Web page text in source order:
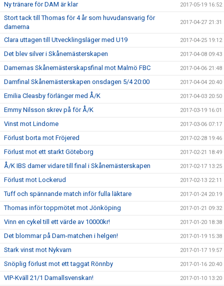
Ny tränare för DAM är klar 2017-05-19 16:52
Stort tack till Thomas för 4 år som huvudansvarig för
damerna
2017-04-27 21:31
Clara uttagen till Utvecklingsläger med U19 2017-04-25 19:12
Det blev silver i Skånemästerskapen 2017-04-08 09:43
Damernas Skånemästerskapsfinal mot Malmö FBC 2017-04-06 21:48
Damfinal Skånemästerskapen onsdagen 5/4 20:00 2017-04-04 20:40
Emilia Cleasby förlänger med Å/K 2017-04-03 20:50
Emmy Nilsson skrev på för Å/K 2017-03-19 16:01
Vinst mot Lindome 2017-03-06 07:17
Förlust borta mot Fröjered 2017-02-28 19:46
Förlust mot ett starkt Göteborg 2017-02-21 18:49
Å/K IBS damer vidare till final i Skånemästerskapen 2017-02-17 13:25
Förlust mot Lockerud 2017-02-13 22:11
Tuff och spännande match inför fulla läktare 2017-01-24 20:19
Thomas inför toppmötet mot Jönköping 2017-01-21 09:32
Vinn en cykel till ett värde av 10000kr! 2017-01-20 18:38
Det blommar på Dam-matchen i helgen! 2017-01-19 15:38
Stark vinst mot Nykvarn 2017-01-17 19:57
Snöplig förlust mot ett taggat Rönnby 2017-01-16 20:40
VIP-Kväll 21/1 Damallsvenskan! 2017-01-10 13:20